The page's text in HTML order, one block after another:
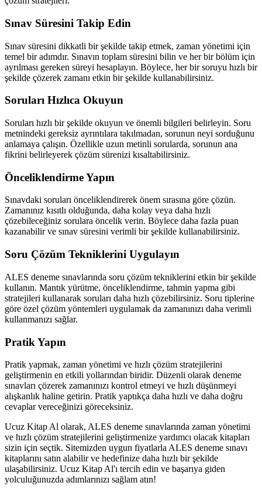
Sınav Süresini Takip Edin
Sınav süresini dikkatli bir şekilde takip etmek, zaman yönetimi için
temel bir adımdır. Sınavın toplam süresini bilin ve her bir bölüm için
ayrılması gereken süreyi hesaplayın. Böylece, her bir soruyu hızlı bir
şekilde çözerek zamanı etkin bir şekilde kullanabilirsiniz.
Soruları Hızlıca Okuyun
Soruları hızlı bir şekilde okuyun ve önemli bilgileri belirleyin. Soru
metnindeki gereksiz ayrıntılara takılmadan, sorunun neyi sorduğunu
anlamaya çalışın. Özellikle uzun metinli sorularda, sorunun ana
fikrini belirleyerek çözüm sürenizi kısaltabilirsiniz.
Önceliklendirme Yapın
Sınavdaki soruları önceliklendirerek önem sırasına göre çözün.
Zamanınız kısıtlı olduğunda, daha kolay veya daha hızlı
çözebileceğiniz sorulara öncelik verin. Böylece daha fazla puan
kazanabilir ve sınav süresini verimli bir şekilde kullanabilirsiniz.
Soru Çözüm Tekniklerini Uygulayın
ALES deneme sınavlarında soru çözüm tekniklerini etkin bir şekilde
kullanın. Mantık yürütme, önceliklendirme, tahmin yapma gibi
stratejileri kullanarak soruları daha hızlı çözebilirsiniz. Soru tiplerine
göre özel çözüm yöntemleri uygulamak da zamanınızı daha verimli
kullanmanızı sağlar.
Pratik Yapın
Pratik yapmak, zaman yönetimi ve hızlı çözüm stratejilerini
geliştirmenin en etkili yollarından biridir. Düzenli olarak deneme
sınavları çözerek zamanınızı kontrol etmeyi ve hızlı düşünmeyi
alışkanlık haline getirin. Pratik yaptıkça daha hızlı ve daha doğru
cevaplar vereceğinizi göreceksiniz.
Ucuz Kitap Al olarak, ALES deneme sınavlarında zaman yönetimi
ve hızlı çözüm stratejilerini geliştirmenize yardımcı olacak kitapları
sizin için seçtik. Sitemizden uygun fiyatlarla ALES deneme sınavı
kitaplarını satın alabilir ve hedefinize daha hızlı bir şekilde
ulaşabilirsiniz. Ucuz Kitap Al'ı tercih edin ve başarıya giden
yolculuğunuzda adımlarınızı sağlam atın!